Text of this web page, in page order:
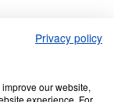
Privacy policy
our website,
experience. For